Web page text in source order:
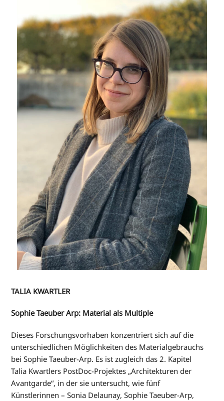
TALIA KWARTLER
Sophie Taeuber Arp: Material als Multiple
Dieses Forschungsvorhaben konzentriert sich auf die
unterschiedlichen Möglichkeiten des Materialgebrauchs
bei Sophie Taeuber-Arp. Es ist zugleich das 2. Kapitel
Talia Kwartlers PostDoc-Projektes „Architekturen der
Avantgarde“, in der sie untersucht, wie fünf
Künstlerinnen – Sonia Delaunay, Sophie Taeuber-Arp,